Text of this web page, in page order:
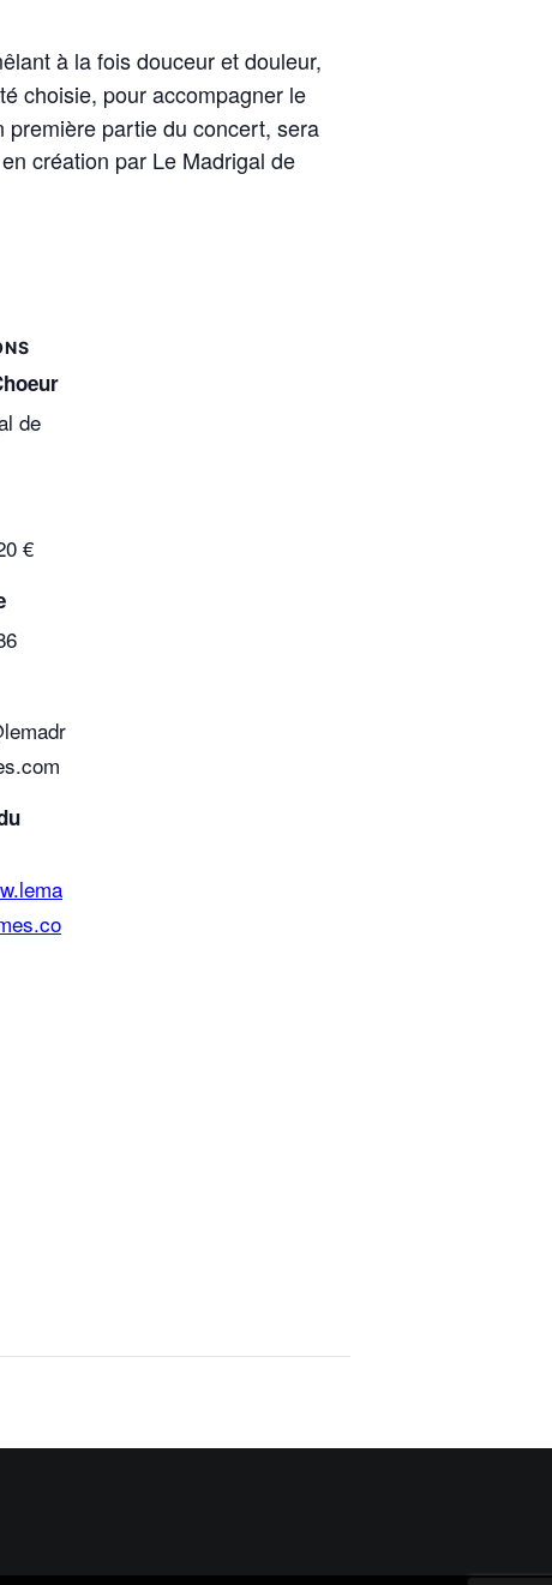
à la fois douceur et douleur,
choisie, pour accompagner le
partie du concert, sera
création par Le Madrigal de
de
€